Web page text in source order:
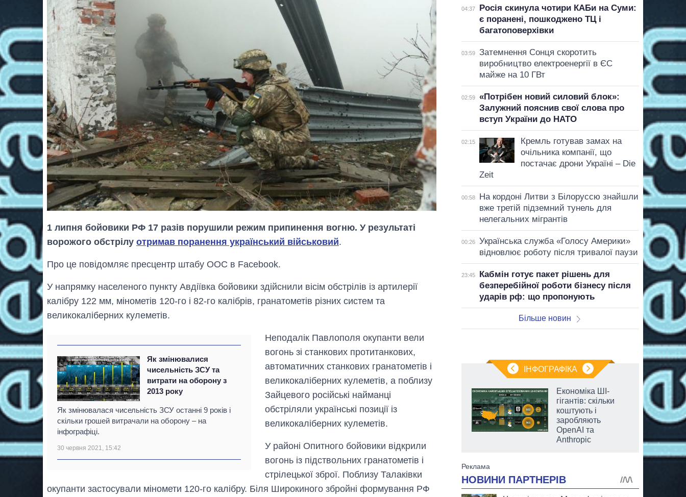
1 липня бойовики РФ 17 разів порушили режим припинення вогню. У результаті
ворожого обстрілу отримав поранення український військовий.
Про це повідомляє пресцентр штабу ООС в Facebook.
У напрямку населеного пункту Авдіївка бойовики здійснили вісім обстрілів із артилерії
калібру 122 мм, мінометів 120-го і 82-го калібрів, гранатометів різних систем та
великокаліберних кулеметів.
Як змінювалися
чисельність ЗСУ та
витрати на оборону з
2013 року
Як змінювалася чисельність ЗСУ останні 9 років і
скільки грошей витрачали на оборону – на
інфографіці.
30 червня 2021, 15:42
Неподалік Павлополя окупанти вели
вогонь зі станкових протитанкових,
автоматичних станкових гранатометів і
великокаліберних кулеметів, а поблизу
Зайцевого російські найманці
обстріляли українські позиції із
великокаліберних кулеметів.
У районі Опитного бойовики відкрили
вогонь із підствольних гранатометів і
стрілецької зброї. Поблизу Талаківки
окупанти застосували міномети 120-го калібру. Біля Широкиного збройні формування РФ
04:37
Росія скинула чотири КАБи на Суми:
є поранені, пошкоджено ТЦ і
багатоповерхівки
03:59
Затемнення Сонця скоротить
виробництво електроенергії в ЄС
майже на 10 ГВт
02:59
«Потрібен новий силовий блок»:
Залужний пояснив свої слова про
вступ України до НАТО
02:15
Кремль готував замах на
очільника компанії, що
постачає дрони Україні – Die
Zeit
00:58
На кордоні Литви з Білоруссю знайшли
вже третій підземний тунель для
нелегальних мігрантів
00:26
Українська служба «Голосу Америки»
відновлює роботу після тривалої паузи
23:45
Кабмін готує пакет рішень для
безперебійної роботи бізнесу після
ударів рф: що пропонують
Більше новин
ІНФОГРАФІКА
Експорт зброї:
скільки ракет,
літаків і танків
продала Україна
Економіка ШІ-
гігантів: скільки
коштують і
заробляють
OpenAI та
Anthropic